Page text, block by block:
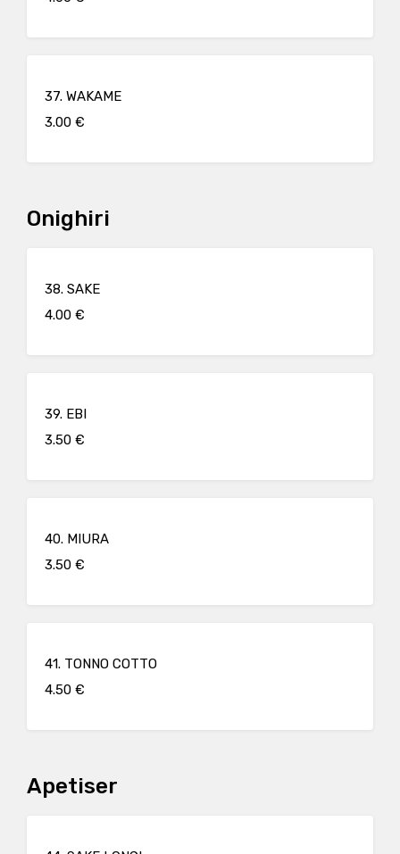
37. WAKAME
3.00 €
Onighiri
38. SAKE
4.00 €
39. EBI
3.50 €
40. MIURA
3.50 €
41. TONNO COTTO
4.50 €
Apetiser